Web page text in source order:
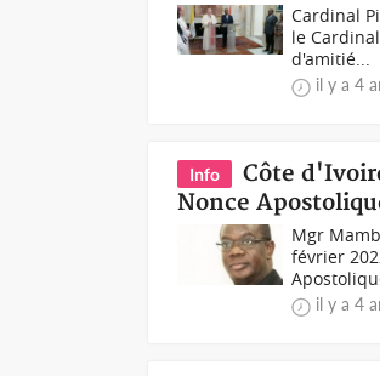
Cardinal
le
d'amitié...
il y a 4
Info
Côte
Nonce
Mgr
février
il y a 4